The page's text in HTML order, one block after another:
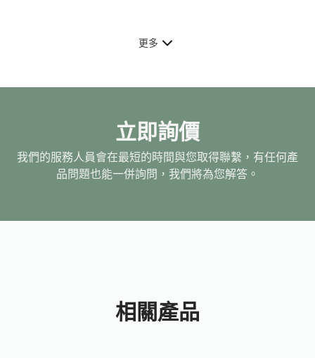
更多
立即詢價
我們的服務人員會在最短的時間與您取得聯繫，有任何產
品問題也能一併詢問，我們將為您解答。
相關產品